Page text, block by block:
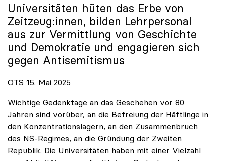
Universitäten hüten das Erbe von
Zeitzeug:innen, bilden Lehrpersonal
aus zur Vermittlung von Geschichte
und Demokratie und engagieren sich
gegen Antisemitismus
OTS 15. Mai 2025
Wichtige Gedenktage an das Geschehen vor 80
Jahren sind vorüber, an die Befreiung der Häftlinge in
den Konzentrationslagern, an den Zusammenbruch
des NS-Regimes, an die Gründung der Zweiten
Republik. Die Universitäten haben mit einer Vielzahl